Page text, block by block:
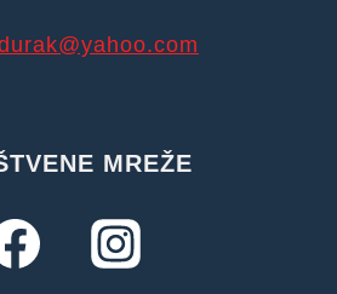
MREŽE